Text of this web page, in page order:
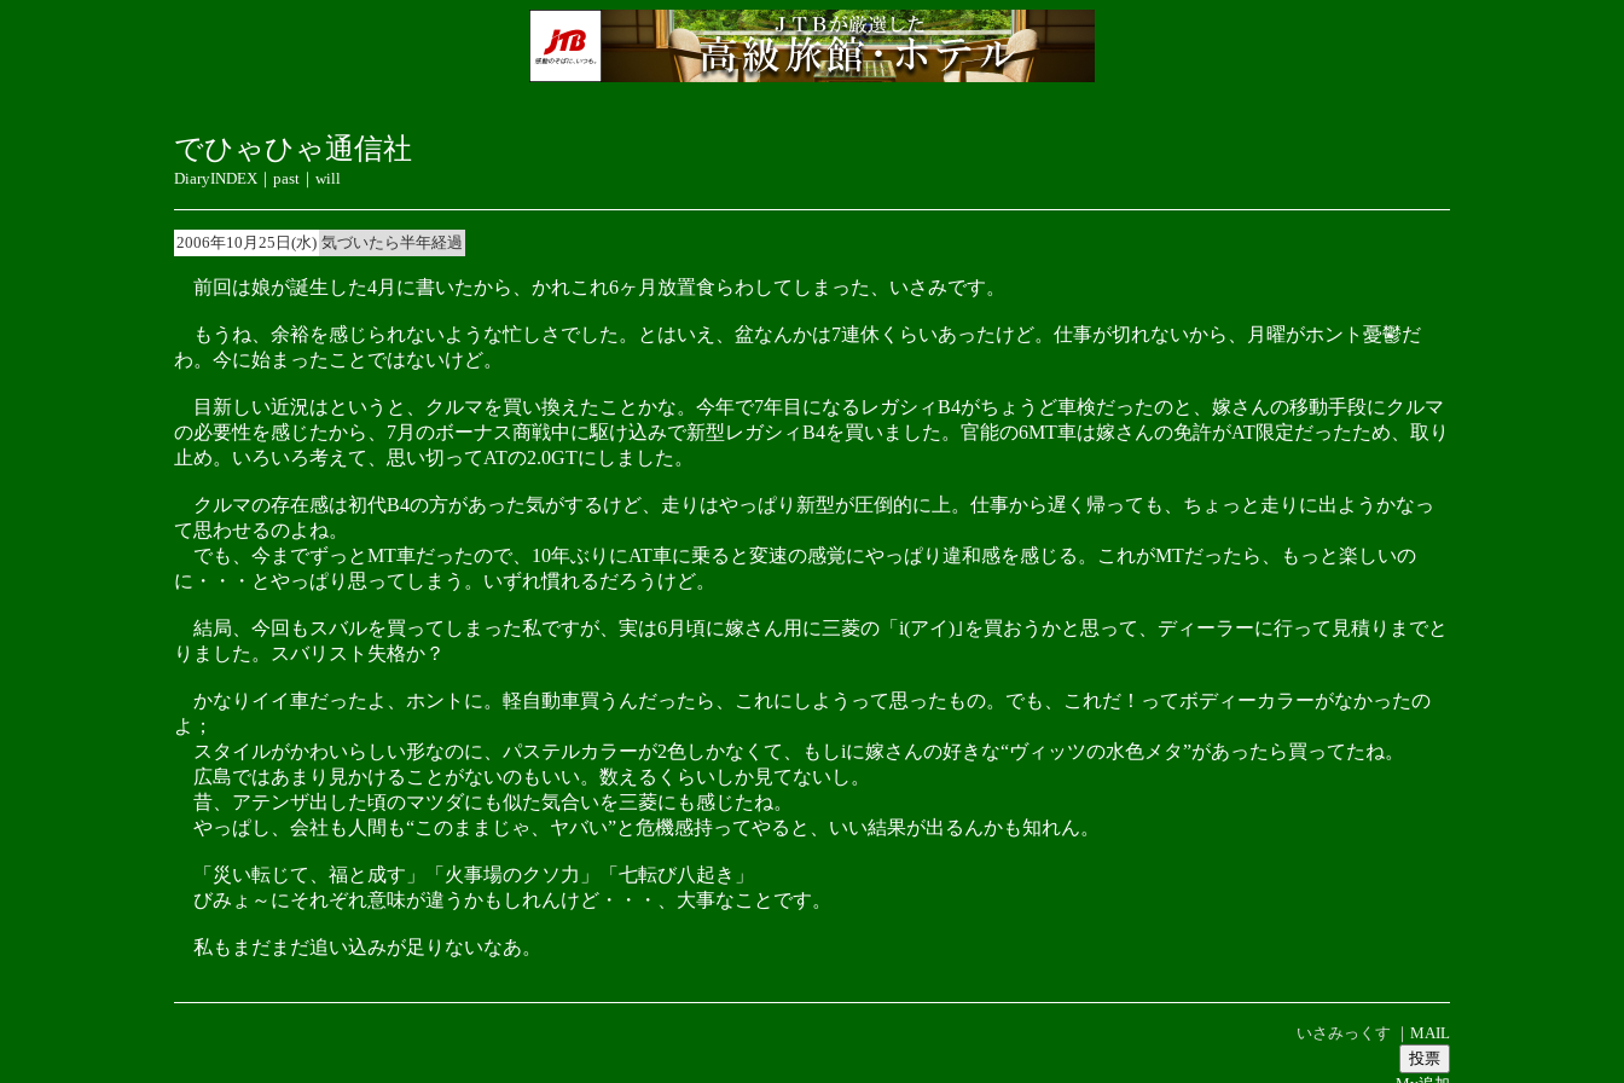
でひゃひゃ通信社
DiaryINDEX ｜ past ｜ will
2006年10月25日(水) 気づいたら半年経過
前回は娘が誕生した4月に書いたから、かれこれ6ヶ月放置食らわしてしまった、いさみです。
もうね、余裕を感じられないような忙しさでした。とはいえ、盆なんかは7連休くらいあったけど。仕事が切れないから、月曜がホント憂鬱だ
わ。今に始まったことではないけど。
目新しい近況はというと、クルマを買い換えたことかな。今年で7年目になるレガシィB4がちょうど車検だったのと、嫁さんの移動手段にクルマ
の必要性を感じたから、7月のボーナス商戦中に駆け込みで新型レガシィB4を買いました。官能の6MT車は嫁さんの免許がAT限定だったため、取り
止め。いろいろ考えて、思い切ってATの2.0GTにしました。
クルマの存在感は初代B4の方があった気がするけど、走りはやっぱり新型が圧倒的に上。仕事から遅く帰っても、ちょっと走りに出ようかなっ
て思わせるのよね。
でも、今までずっとMT車だったので、10年ぶりにAT車に乗ると変速の感覚にやっぱり違和感を感じる。これがMTだったら、もっと楽しいの
に・・・とやっぱり思ってしまう。いずれ慣れるだろうけど。
結局、今回もスバルを買ってしまった私ですが、実は6月頃に嫁さん用に三菱の「i(アイ)｣を買おうかと思って、ディーラーに行って見積りまでと
りました。スバリスト失格か？
かなりイイ車だったよ、ホントに。軽自動車買うんだったら、これにしようって思ったもの。でも、これだ！ってボディーカラーがなかったの
よ；
スタイルがかわいらしい形なのに、パステルカラーが2色しかなくて、もしiに嫁さんの好きな“ヴィッツの水色メタ”があったら買ってたね。
広島ではあまり見かけることがないのもいい。数えるくらいしか見てないし。
昔、アテンザ出した頃のマツダにも似た気合いを三菱にも感じたね。
やっぱし、会社も人間も“このままじゃ、ヤバい”と危機感持ってやると、いい結果が出るんかも知れん。
「災い転じて、福と成す」「火事場のクソ力」「七転び八起き」
びみょ～にそれぞれ意味が違うかもしれんけど・・・、大事なことです。
私もまだまだ追い込みが足りないなあ。
いさみっくす ｜ MAIL